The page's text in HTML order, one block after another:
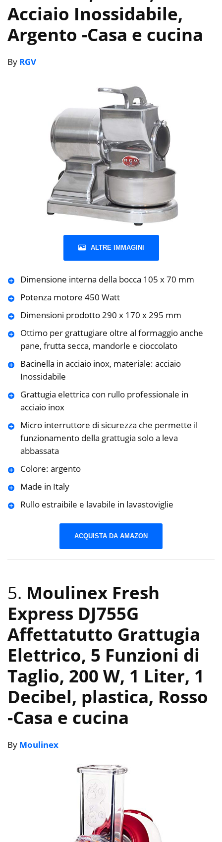
Acciaio Inossidabile,
Argento -Casa e cucina
By RGV
ALTRE IMMAGINI
Dimensione interna della bocca 105 x 70 mm
Potenza motore 450 Watt
Dimensioni prodotto 290 x 170 x 295 mm
Ottimo per grattugiare oltre al formaggio anche
pane, frutta secca, mandorle e cioccolato
Bacinella in acciaio inox, materiale: acciaio
Inossidabile
Grattugia elettrica con rullo professionale in
acciaio inox
Micro interruttore di sicurezza che permette il
funzionamento della grattugia solo a leva
abbassata
Colore: argento
Made in Italy
Rullo estraibile e lavabile in lavastoviglie
ACQUISTA DA AMAZON
5. Moulinex Fresh
Express DJ755G
Affettatutto Grattugia
Elettrico, 5 Funzioni di
Taglio, 200 W, 1 Liter, 1
Decibel, plastica, Rosso
-Casa e cucina
By Moulinex